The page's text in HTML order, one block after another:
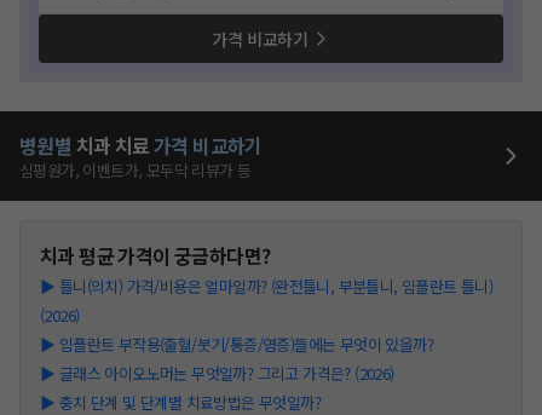
가격 비교하기
병원별 치과 치료가격 비교하기
심평원가, 이벤트가, 모두닥 리뷰가 등
치과평균 가격이 궁금하다면?
▶ 틀니(의치) 가격/비용은 얼마일까? (완전틀니, 부분틀니, 임플란트 틀니)
(2026)
▶ 임플란트 부작용(출혈/붓기/통증/염증)들에는 무엇이 있을까?
▶ 글래스 아이오노머는 무엇일까? 그리고 가격은? (2026)
▶ 충치 단계 및 단계별 치료방법은 무엇일까?